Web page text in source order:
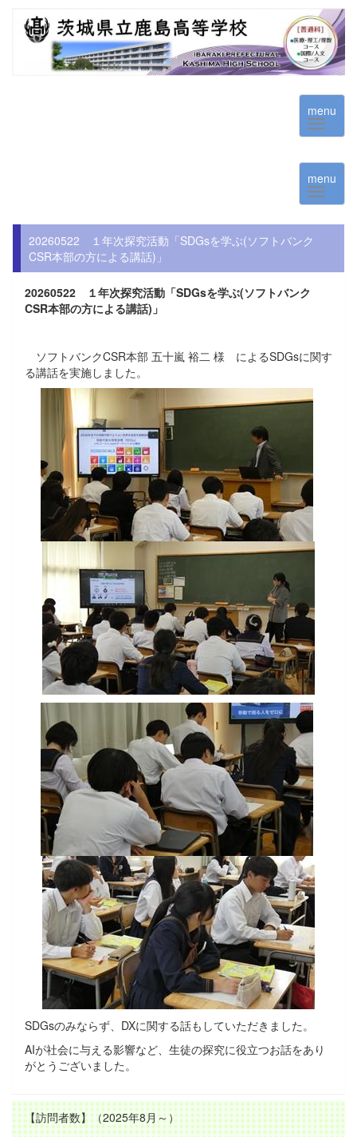
menu
menu
20260522 １年次探究活動「SDGsを学ぶ(ソフトバンク
CSR本部の方による講話)」
20260522 １年次探究活動「SDGsを学ぶ(ソフトバンク
CSR本部の方による講話)」
ソフトバンクCSR本部 五十嵐 裕二 様 によるSDGsに関す
る講話を実施しました。
SDGsのみならず、DXに関する話もしていただきました。
AIが社会に与える影響など、生徒の探究に役立つお話をあり
がとうございました。
【訪問者数】（2025年8月～）